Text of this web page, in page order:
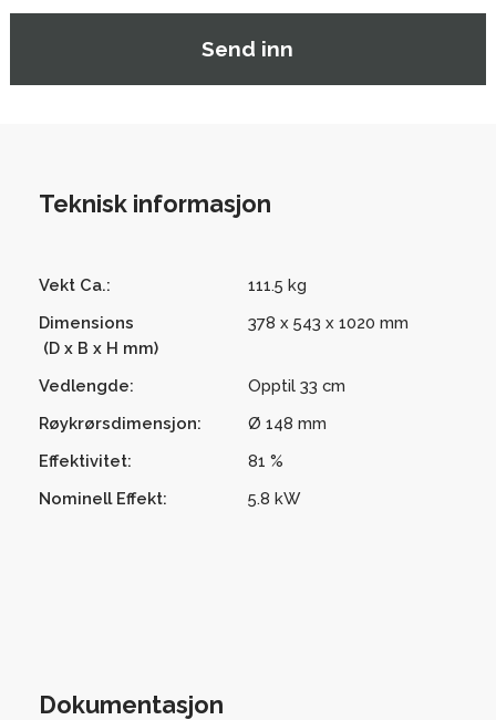
Teknisk informasjon
Vekt Ca.: 111.5 kg
Dimensions
(D x B x H mm)
378 x 543 x 1020 mm
Vedlengde: Opptil 33 cm
Røykrørsdimensjon: Ø 148 mm
Effektivitet: 81 %
Nominell Effekt: 5.8 kW
Dokumentasjon